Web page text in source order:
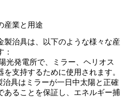
産業と用途
製治具は、以下のような様々な産
光発電所で、ミラー、ヘリオス
支持するために使用されます。
治具はミラーが一日中太陽と正確
あることを保証し、エネルギー捕